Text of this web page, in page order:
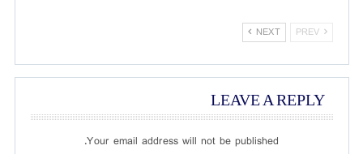
PREV
NEXT
LEAVE A REPLY
Your email address will not be published.